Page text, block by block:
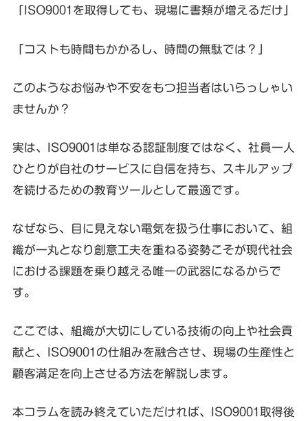
「ISO9001を取得しても、現場に書類が増えるだけ」
「コストも時間もかかるし、時間の無駄では？」
このようなお悩みや不安をもつ担当者はいらっしゃい
ませんか？
実は、ISO9001は単なる認証制度ではなく、社員一人
ひとりが自社のサービスに自信を持ち、スキルアップ
を続けるための教育ツールとして最適です。
なぜなら、目に見えない電気を扱う仕事において、組
織が一丸となり創意工夫を重ねる姿勢こそが現代社会
における課題を乗り越える唯一の武器になるからで
す。
ここでは、組織が大切にしている技術の向上や社会貢
献と、ISO9001の仕組みを融合させ、現場の生産性と
顧客満足を向上させる方法を解説します。
本コラムを読み終えていただければ、ISO9001取得後